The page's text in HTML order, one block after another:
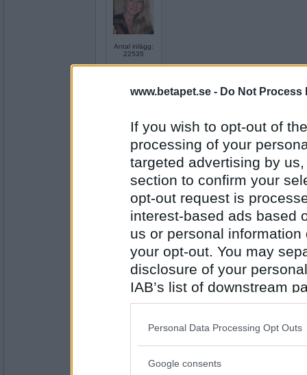
www.betapet.se - Do Not Process
If you wish to opt-out of
processing of your
targeted advertising by
section to confirm your
opt-out request is
interest-based ads based
us or personal
your opt-out. You may
disclosure of your
IAB’s list of downstream
also be disclosed by us
Downstream Participants
Please note that this
Personal Data Processing Opt Outs
Google consents
Antal inlägg:
22535
Antal inlägg:
37631
retar mig på att det inte är varmare ute
SmålandsMira
Antal inlägg:
22535
Retar mig på min brist på tålamod
Antal inlägg:
Laxabon. Såååå vidrigt. *spyr*